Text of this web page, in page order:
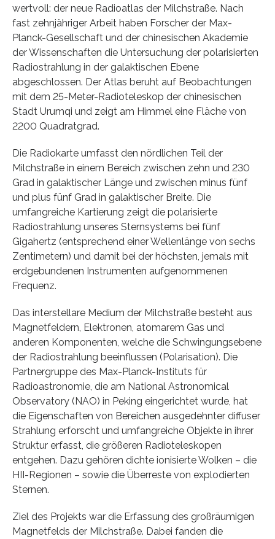
wertvoll: der neue Radioatlas der Milchstraße. Nach
fast zehnjähriger Arbeit haben Forscher der Max-
Planck-Gesellschaft und der chinesischen Akademie
der Wissenschaften die Untersuchung der polarisierten
Radiostrahlung in der galaktischen Ebene
abgeschlossen. Der Atlas beruht auf Beobachtungen
mit dem 25-Meter-Radioteleskop der chinesischen
Stadt Urumqi und zeigt am Himmel eine Fläche von
2200 Quadratgrad.
Die Radiokarte umfasst den nördlichen Teil der
Milchstraße in einem Bereich zwischen zehn und 230
Grad in galaktischer Länge und zwischen minus fünf
und plus fünf Grad in galaktischer Breite. Die
umfangreiche Kartierung zeigt die polarisierte
Radiostrahlung unseres Sternsystems bei fünf
Gigahertz (entsprechend einer Wellenlänge von sechs
Zentimetern) und damit bei der höchsten, jemals mit
erdgebundenen Instrumenten aufgenommenen
Frequenz.
Das interstellare Medium der Milchstraße besteht aus
Magnetfeldern, Elektronen, atomarem Gas und
anderen Komponenten, welche die Schwingungsebene
der Radiostrahlung beeinflussen (Polarisation). Die
Partnergruppe des Max-Planck-Instituts für
Radioastronomie, die am National Astronomical
Observatory (NAO) in Peking eingerichtet wurde, hat
die Eigenschaften von Bereichen ausgedehnter diffuser
Strahlung erforscht und umfangreiche Objekte in ihrer
Struktur erfasst, die größeren Radioteleskopen
entgehen. Dazu gehören dichte ionisierte Wolken – die
HII-Regionen – sowie die Überreste von explodierten
Sternen.
Ziel des Projekts war die Erfassung des großräumigen
Magnetfelds der Milchstraße. Dabei fanden die